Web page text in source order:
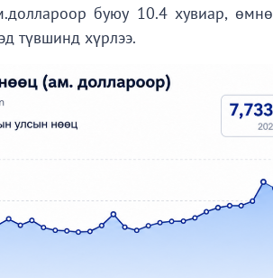
буюу 10.4 хувиар,
түвшинд хүрлээ.